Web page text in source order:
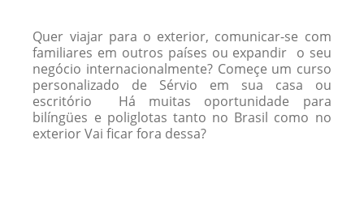
Quer viajar para o exterior, comunicar-se com
familiares em outros países ou expandir o seu
negócio internacionalmente? Começe um curso
personalizado de Sérvio em sua casa ou
escritório Há muitas oportunidade para
bilíngües e poliglotas tanto no Brasil como no
exterior Vai ficar fora dessa?